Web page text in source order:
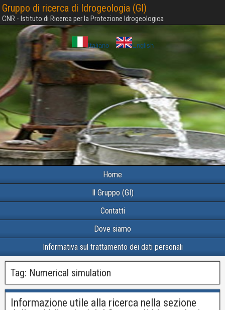
Gruppo di ricerca di Idrogeologia (GI)
CNR - Istituto di Ricerca per la Protezione Idrogeologica
Italiano English
Home
Il Gruppo (GI)
Contatti
Dove siamo
Informativa sul trattamento dei dati personali
Tag: Numerical simulation
Informazione utile alla ricerca nella sezione